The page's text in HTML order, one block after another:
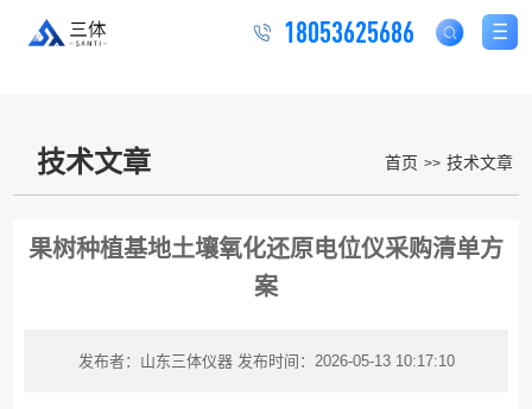
18053625686
技术文章 首页 >> 技术文章
果树种植基地土壤氧化还原电位仪采购清单方
案
发布者：山东三体仪器 发布时间：2026-05-13 10:17:10